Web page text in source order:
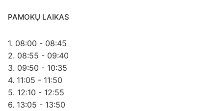
PAMOKŲ LAIKAS
1. 08:00 - 08:45
2. 08:55 - 09:40
3. 09:50 - 10:35
4. 11:05 - 11:50
5. 12:10 - 12:55
6. 13:05 - 13:50